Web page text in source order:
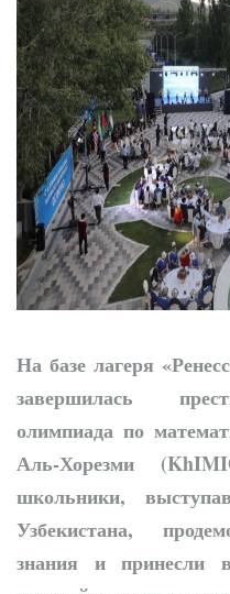
На базе лагеря
завершилась
олимпиада по
Аль-Хорезми
школьники,
Узбекистана,
знания и принесли